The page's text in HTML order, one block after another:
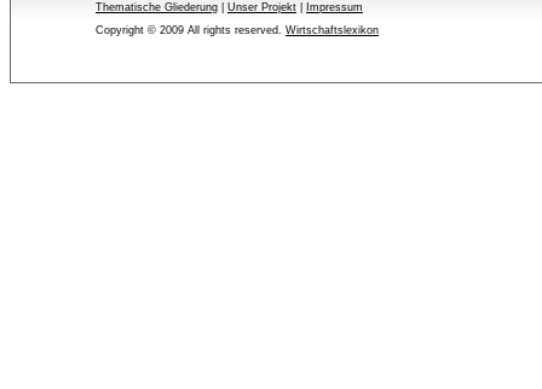
Thematische Gliederung Unser Projekt
Impressum
Copyright © 2009 All rights reserved. Wirtschaftslexikon